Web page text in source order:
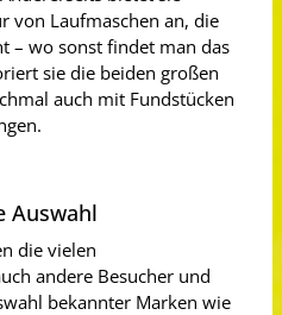
von Laufmaschen an, die
– wo sonst findet man das
sie die beiden großen
auch mit Fundstücken
Auswahl
die vielen
andere Besucher und
bekannter Marken wie